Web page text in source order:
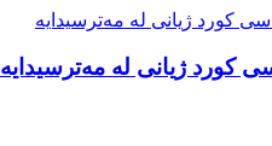
کورد ژیانی لە مەترسیدایە